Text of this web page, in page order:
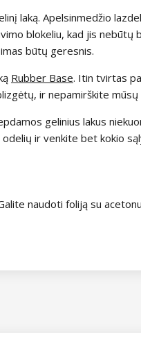
laką. Apelsinmedžio
blokeliu, kad jis nebūtų
būtų geresnis.
Rubber Base. Itin tvirtas
ir nepamirškite
gelinius lakus
ir venkite bet kokio
naudoti foliją su